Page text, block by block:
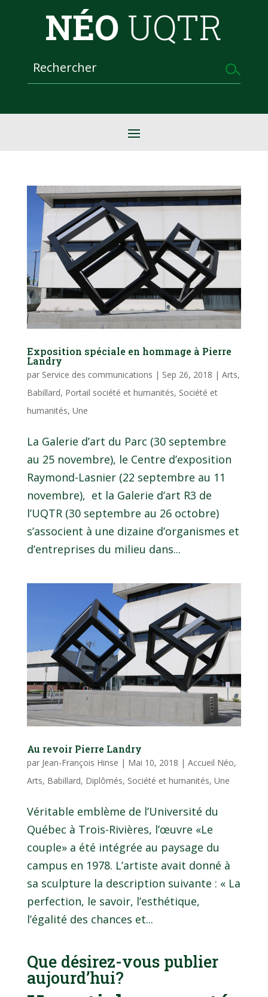
NÉO UQTR
Exposition spéciale en hommage à Pierre
Landry
par Service des communications | Sep 26, 2018 | Arts,
Babillard, Portail société et humanités, Société et
humanités, Une
La Galerie d’art du Parc (30 septembre
au 25 novembre), le Centre d’exposition
Raymond-Lasnier (22 septembre au 11
novembre), et la Galerie d’art R3 de
l’UQTR (30 septembre au 26 octobre)
s’associent à une dizaine d’organismes et
d’entreprises du milieu dans...
Au revoir Pierre Landry
par Jean-François Hinse | Mai 10, 2018 | Accueil Néo,
Arts, Babillard, Diplômés, Société et humanités, Une
Véritable emblème de l’Université du
Québec à Trois-Rivières, l’œuvre «Le
couple» a été intégrée au paysage du
campus en 1978. L’artiste avait donné à
sa sculpture la description suivante : « La
perfection, le savoir, l’esthétique,
l’égalité des chances et...
Que désirez-vous publier
aujourd’hui?